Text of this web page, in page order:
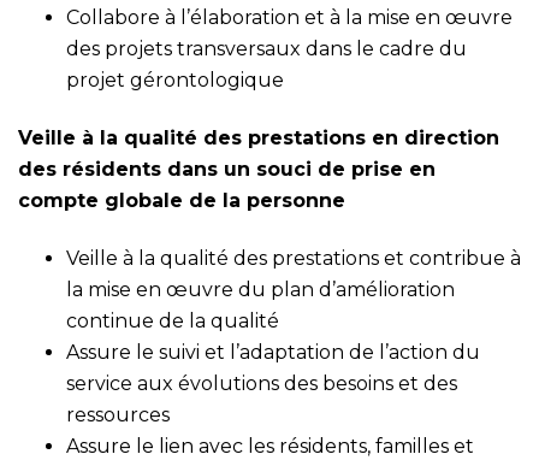
Collabore à l’élaboration et à la mise en œuvre
des projets transversaux dans le cadre du
projet gérontologique
Veille à la qualité des prestations en direction
des résidents dans un souci de prise en
compte globale de la personne
Veille à la qualité des prestations et contribue à
la mise en œuvre du plan d’amélioration
continue de la qualité
Assure le suivi et l’adaptation de l’action du
service aux évolutions des besoins et des
ressources
Assure le lien avec les résidents, familles et